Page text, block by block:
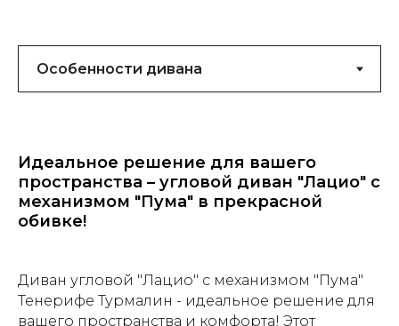
Идеальное решение для вашего
пространства – угловой диван "Лацио" с
механизмом "Пума" в прекрасной
обивке!
Диван угловой "Лацио" с механизмом "Пума"
Тенерифе Турмалин - идеальное решение для
вашего пространства и комфорта! Этот